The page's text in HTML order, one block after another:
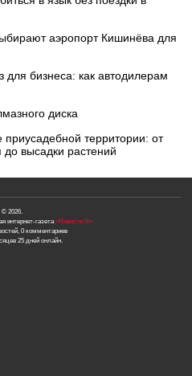
аэропорт Кишинёва для
бизнеса: как автодилерам
диска
территории: от
до высадки растений
© 2026.
интернет-газета «Новости N»
0 комментариев
25 дней онлайн.